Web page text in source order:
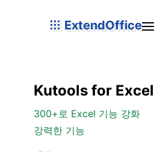
ExtendOffice
Kutools for Excel
300+로 Excel 기능 강화
강력한 기능